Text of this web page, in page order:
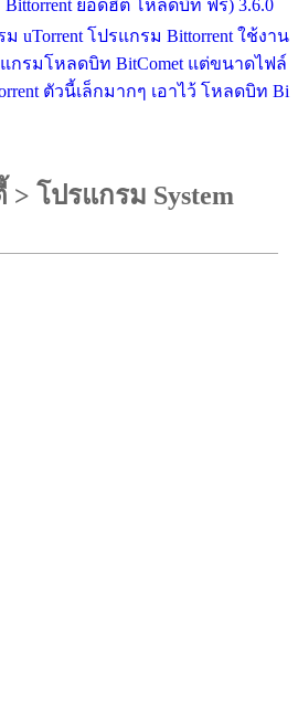
Bittorrent ยอดฮิต โหลดบิท ฟรี) 3.6.0
uTorrent โปรแกรม Bittorrent ใช้งาน
กรมโหลดบิท BitComet แต่ขนาดไฟล์
ตัวนี้เล็กมากๆ เอาไว้ โหลดบิท Bi
> โปรแกรม System